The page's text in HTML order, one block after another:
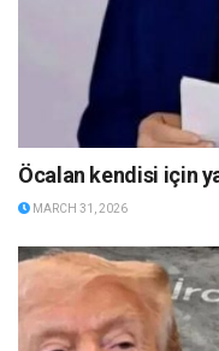
Öcalan kendisi için
MARCH 31, 2026